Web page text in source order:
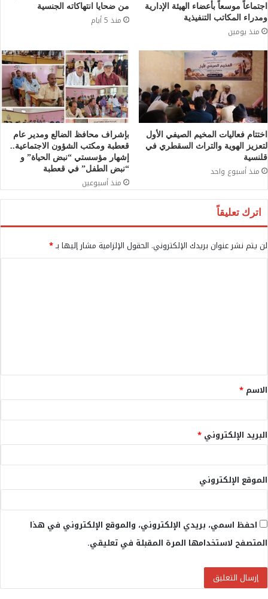
اجتماعاً موسعاً بأعضاء الهيئة الإدارية
ومدراء المكاتب التنفيذية
منذ يومين
من ضحايا انتهاكاته الجنسية
منذ 5 أيام
اختتام فعاليات المخيم الصيفي الأول
لتعزيز الهوية والتراث السقطري في
قلنسية
منذ أسبوع واحد
بإشراف محافظ الضالع ومدير عام
قعطبة ومكتب الشؤون الاجتماعية..
إشهار مؤسستي “نبض الحياة” و
“نبض الطفل” في قعطبة
منذ أسبوعين
اترك تعليقاً
لن يتم نشر عنوان بريدك الإلكتروني. الحقول الإلزامية مشار إليها بـ*
ق
*
الاسم *
البريد الإلكتروني *
الموقع الإلكتروني
احفظ اسمي، بريدي الإلكتروني، والموقع الإلكتروني في هذا
المتصفح لاستخدامها المرة المقبلة في تعليقي.